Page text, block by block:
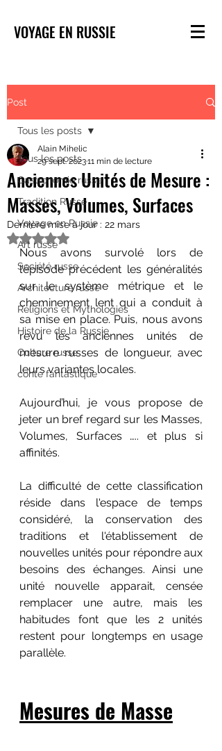
VOYAGE EN RUSSIE
Post
Tous les posts
Gastronomie russe
Tradition Russe
Voyage en Russie
Art russe
Société russe
Architecture russe
Religions et Mythologies
Histoire de la Russie
Culture russe
conte fantastique
Tous les posts
Anciennes Unités de Mesure :
Masses, Volumes, Surfaces
Alain Mihelic
29 sept. 202311 min de lecture
Dernière mise à jour : 22 mars
Noté NaN étoiles sur 5.
Nous avons survolé lors de
l’épisode précédent les généralités
sur le système métrique et le
cheminement lent qui a conduit à
sa mise en place. Puis, nous avons
revu les anciennes unités de
mesure russes de longueur, avec
leurs variantes locales.
Aujourd’hui, je vous propose de
jeter un bref regard sur les Masses,
Volumes, Surfaces ….. et plus si
affinités.
La difficulté de cette classification
réside dans l'espace de temps
considéré, la conservation des
traditions et l'établissement de
nouvelles unités pour répondre aux
besoins des échanges. Ainsi une
unité nouvelle apparait, censée
remplacer une autre, mais les
habitudes font que les 2 unités
restent pour longtemps en usage
parallèle.
Mesures de Masse